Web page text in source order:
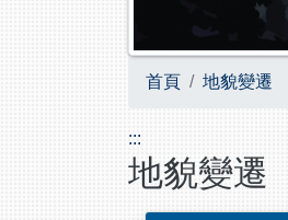
首頁 地貌變遷
:::
地貌變遷